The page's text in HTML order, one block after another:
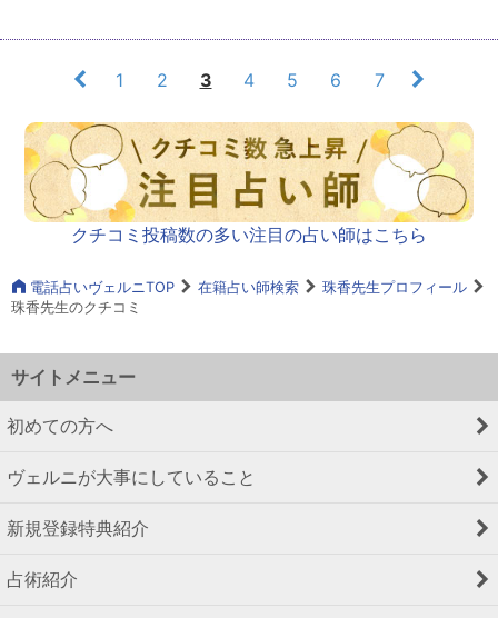
1 2 3 4 5 6 7
クチコミ投稿数の多い注目の占い師はこちら
電話占いヴェルニTOP 在籍占い師検索
珠香先生プロフィール
珠香先生のクチコミ
サイトメニュー
初めての方へ
ヴェルニが大事にしていること
新規登録特典紹介
占術紹介